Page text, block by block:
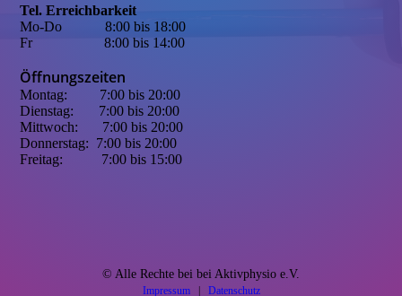
Tel. Erreichbarkeit
Mo-Do 8:00 bis 18:00
Fr 8:00 bis 14:00
Öffnungszeiten
Montag: 7:00 bis 20:00
Dienstag: 7:00 bis 20:00
Mittwoch:
7:00 bis 20:00
Donnerstag: 7:00 bis 20:00
Freitag:
7:00 bis 15:00
© Alle Rechte bei bei Aktivphysio e.V.
Impressum| Datenschutz